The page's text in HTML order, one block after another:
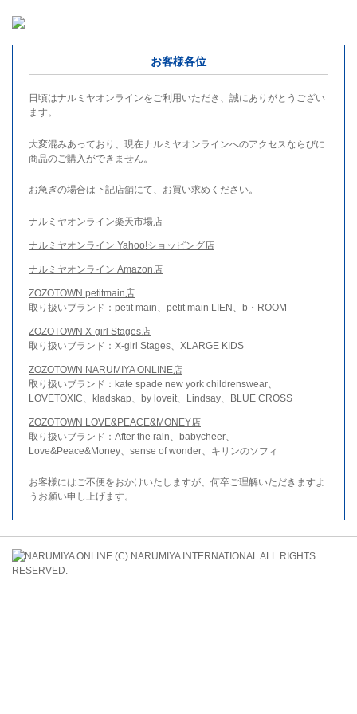
お客様各位
日頃はナルミヤオンラインをご利用いただき、誠にありがとうござい
ます。
大変混みあっており、現在ナルミヤオンラインへのアクセスならびに
商品のご購入ができません。
お急ぎの場合は下記店舗にて、お買い求めください。
ナルミヤオンライン楽天市場店
ナルミヤオンライン Yahoo!ショッピング店
ナルミヤオンライン Amazon店
ZOZOTOWN petitmain店
取り扱いブランド：petit main、petit main LIEN、b・ROOM
ZOZOTOWN X-girl Stages店
取り扱いブランド：X-girl Stages、XLARGE KIDS
ZOZOTOWN NARUMIYA ONLINE店
取り扱いブランド：kate spade new york childrenswear、
LOVETOXIC、kladskap、by loveit、Lindsay、BLUE CROSS
ZOZOTOWN LOVE&PEACE&MONEY店
取り扱いブランド：After the rain、babycheer、
Love&Peace&Money、sense of wonder、キリンのソフィ
お客様にはご不便をおかけいたしますが、何卒ご理解いただきますよ
うお願い申し上げます。